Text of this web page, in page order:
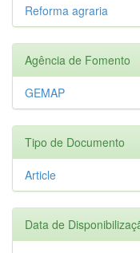
Reforma agraria
Agência de Fomento
GEMAP
Tipo de Documento
Article
Data de